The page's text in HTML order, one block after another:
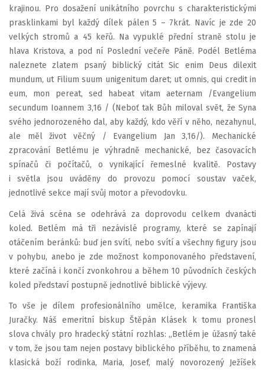
krajinou. Pro dosažení unikátního povrchu s charakteristickými
prasklinkami byl každý dílek pálen 5 – 7krát. Navíc je zde 20
velkých stromů a 45 keřů. Na vypuklé přední straně stolu je
hlava Kristova, a pod ní Poslední večeře Páně. Podél Betléma
naleznete zlatem psaný biblický citát Sic enim Deus dilexit
mundum, ut Filium suum unigenitum daret; ut omnis, qui credit in
eum, mon pereat, sed habeat vitam aeternam /Evangelium
secundum Ioannem 3,16 / (Neboť tak Bůh miloval svět, že Syna
svého jednorozeného dal, aby každý, kdo věří v něho, nezahynul,
ale měl život věčný / Evangelium Jan 3,16/). Mechanické
zpracování Betlému je výhradně mechanické, bez časovacích
spínačů či počítačů, o vynikající řemeslné kvalitě. Postavy
i světla jsou uváděny do provozu pomocí soustav vaček,
jednotlivé sekce mají svůj motor a převodovku.
Celá živá scéna se odehrává za doprovodu celkem dvanácti
koled. Betlém má tři nezávislé programy, které se zapínají
otáčením beránků: buď jen svítí, nebo svítí a všechny figury jsou
v pohybu, anebo je zde možnost komponovaného představení,
které začíná i končí zvonkohrou a během 10 původních českých
koled představí postupně jednotlivé biblické výjevy.
To vše je dílem profesionálního umělce, keramika Františka
Juračky. Náš emeritní biskup Štěpán Klásek k tomu pronesl
slova chvály pro hradecký státní rozhlas: „Betlém je úžasný také
v tom, že jsou tam nejen postavy biblického příběhu, to znamená
klasická boží rodinka, Maria, Josef, malý novorozený Ježíšek